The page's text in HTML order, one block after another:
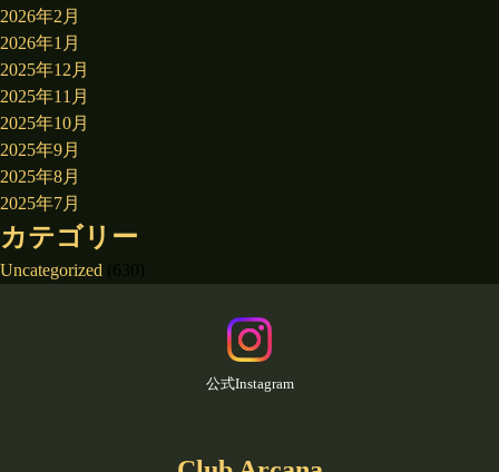
2026年2月
2026年1月
2025年12月
2025年11月
2025年10月
2025年9月
2025年8月
2025年7月
カテゴリー
Uncategorized
公式Instagram